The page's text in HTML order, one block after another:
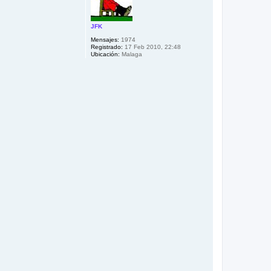
JFK
Mensajes: 1974
Registrado: 17 Feb 2010, 22:48
Ubicación: Malaga